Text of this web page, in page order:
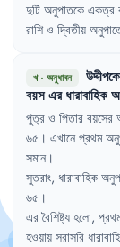
দুটি অনুপাতকে একত্র
রাশি ও দ্বিতীয়
খ· অনুধাবন
বয়সএরধারাবাহিক
পুত্র ও পিতার বয়সের
৬৫ । এখানে প্রথম
সমান।
সুতরাং, ধারাবাহিক
৬৫ ।
এর বৈশিষ্ট্য হলো,
হওয়ায় সরাসরি